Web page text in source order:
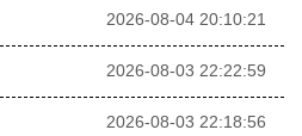
2026-08-04 20:10:21
2026-08-03 22:22:59
2026-08-03 22:18:56